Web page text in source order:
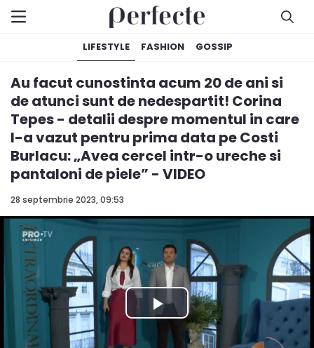
LIFESTYLE FASHION GOSSIP
28 septembrie 2023, 09:53
Au facut cunostinta acum 20 de ani si
de atunci sunt de nedespartit! Corina
Tepes - detalii despre momentul in care
l-a vazut pentru prima data pe Costi
Burlacu: „Avea cercel intr-o ureche si
pantaloni de piele” - VIDEO